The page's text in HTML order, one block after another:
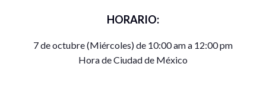
HORARIO:
7 de octubre (Miércoles) de 10:00 am a 12:00 pm
Hora de Ciudad de México